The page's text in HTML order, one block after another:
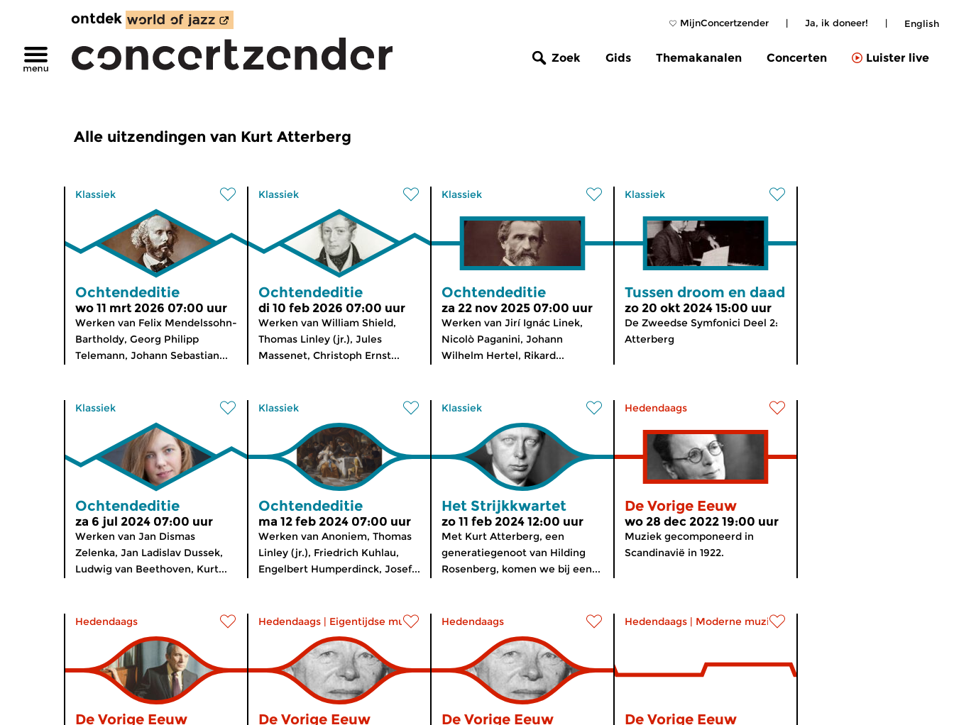
MijnConcertzender | Ja, ik doneer! | English
ontdek
Zoek Gids Themakanalen Concerten Luister live
Alle uitzendingen van Kurt Atterberg
Klassiek
Ochtendeditie
wo 11 mrt 2026 07:00 uur
Werken van Felix Mendelssohn-
Bartholdy, Georg Philipp
Telemann, Johann Sebastian...
Klassiek
Ochtendeditie
di 10 feb 2026 07:00 uur
Werken van William Shield,
Thomas Linley (jr.), Jules
Massenet, Christoph Ernst...
Klassiek
Ochtendeditie
za 22 nov 2025 07:00 uur
Werken van Jirí Ignác Linek,
Nicolò Paganini, Johann
Wilhelm Hertel, Rikard...
Klassiek
Tussen droom en daad
zo 20 okt 2024 15:00 uur
De Zweedse Symfonici Deel 2:
Atterberg
Klassiek
Ochtendeditie
za 6 jul 2024 07:00 uur
Werken van Jan Dismas
Zelenka, Jan Ladislav Dussek,
Ludwig van Beethoven, Kurt...
Klassiek
Ochtendeditie
ma 12 feb 2024 07:00 uur
Werken van Anoniem, Thomas
Linley (jr.), Friedrich Kuhlau,
Engelbert Humperdinck, Josef...
Klassiek
Het Strijkkwartet
zo 11 feb 2024 12:00 uur
Met Kurt Atterberg, een
generatiegenoot van Hilding
Rosenberg, komen we bij een...
Hedendaags
De Vorige Eeuw
wo 28 dec 2022 19:00 uur
Muziek gecomponeerd in
Scandinavië in 1922.
Hedendaags
De Vorige Eeuw
Hedendaags | Eigentijdse muziek
De Vorige Eeuw
Hedendaags
De Vorige Eeuw
Hedendaags | Moderne muziek
De Vorige Eeuw